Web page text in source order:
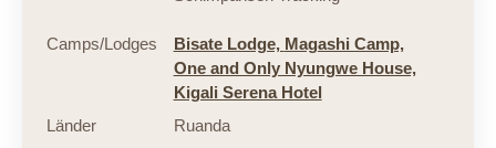
Camps/Lodges Bisate Lodge, Magashi Camp,
One and Only Nyungwe House,
Kigali Serena Hotel
Länder
Ruanda